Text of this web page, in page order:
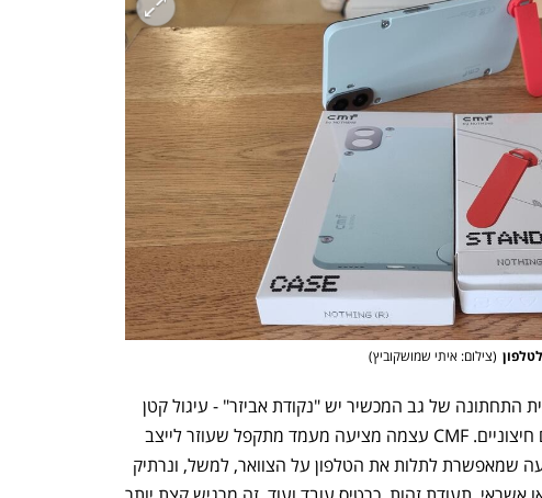
מדברים כלכלה, עסקים ומה ענף במתח גבוה
(צילום: איתי שמושקוביץ)